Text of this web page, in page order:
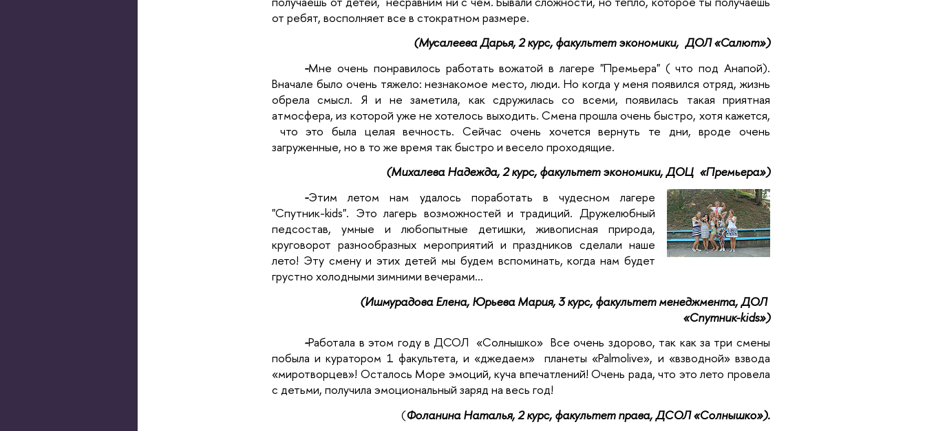
от ребят, восполняет все в стократном размере.
(Мусалеева Дарья, 2 курс, факультет экономики, ДОЛ «Салют»)
-Мне очень понравилось работать вожатой в лагере "Премьера" ( что под Анапой).
Вначале было очень тяжело: незнакомое место, люди. Но когда у меня появился отряд, жизнь
обрела смысл. Я и не заметила, как сдружилась со всеми, появилась такая приятная
атмосфера, из которой уже не хотелось выходить. Смена прошла очень быстро, хотя кажется,
что это была целая вечность. Сейчас очень хочется вернуть те дни, вроде очень
загруженные, но в то же время так быстро и весело проходящие.
(Михалева Надежда, 2 курс, факультет экономики, ДОЦ «Премьера»)
-Этим летом нам удалось поработать в чудесном лагере
"Спутник-kids". Это лагерь возможностей и традиций. Дружелюбный
педсостав, умные и любопытные детишки, живописная природа,
круговорот разнообразных мероприятий и праздников сделали наше
лето! Эту смену и этих детей мы будем вспоминать, когда нам будет
грустно холодными зимними вечерами…
(Ишмурадова Елена, Юрьева Мария, 3 курс, факультет менеджмента, ДОЛ
«Спутник-kids»)
-Работала в этом году в ДСОЛ «Солнышко» Все очень здорово, так как за три смены
побыла и куратором 1 факультета, и «джедаем» планеты «Palmolive», и «взводной» взвода
«миротворцев»! Осталось Море эмоций, куча впечатлений! Очень рада, что это лето провела
с детьми, получила эмоциональный заряд на весь год!
(Фоланина Наталья, 2 курс, факультет права, ДСОЛ «Солнышко»).